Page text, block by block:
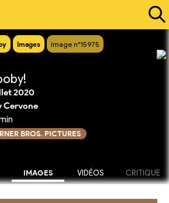
Images Image n°15975
2020
Cervone
BROS. PICTURES
IMAGES VIDÉOS CRITIQUE